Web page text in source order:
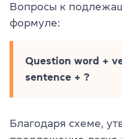
Вопросы к
формуле:
Question word +
sentence + ?
Благодаря схеме,